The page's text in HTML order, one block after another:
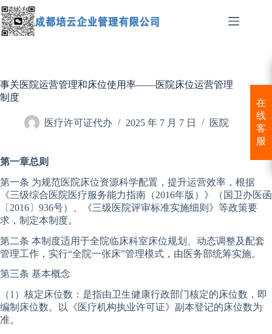
跳
至
内
事关医院运营管理和床位使用率——医院床位运营管理
制度
医疗许可证代办 2025 年 7 月 7 日 医院
第一章总则
第一条 为规范医院床位资源科学配置，提升运营效率，根据
《三级综合医院医疗服务能力指南（2016年版）》（国卫办医函
〔2016〕936号）、《三级医院评审标准实施细则》等政策要
求，制定本制度。
第二条 本制度适用于全院临床科室床位规划、动态调整及配套
管理工作，实行“全院一张床”管理模式，由医务部统筹实施。
第三条 基本概念
（1）核定床位数：是指由卫生健康行政部门核定的床位数，即
编制床位数。以《医疗机构执业许可证》副本登记的床位数为
准。
在
线
客
服